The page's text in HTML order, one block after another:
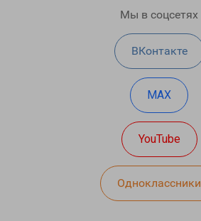
Мы в соцсетях
ВКонтакте
MAX
YouTube
Одноклассники